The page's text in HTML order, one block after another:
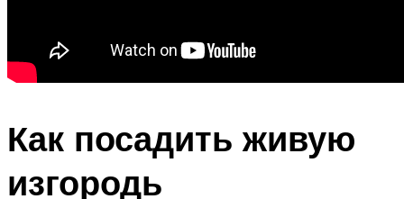
Как посадить живую
изгородь